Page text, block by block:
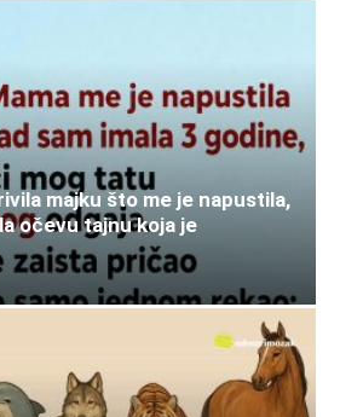
majku što me je napustila,
očevu tajnu koja je